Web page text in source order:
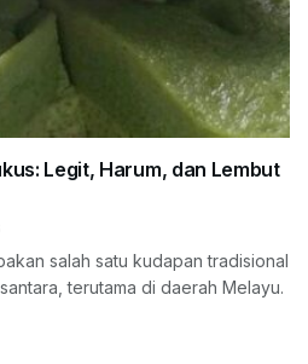
Legit, Harum, dan Lembut
salah satu kudapan tradisional
terutama di daerah Melayu.